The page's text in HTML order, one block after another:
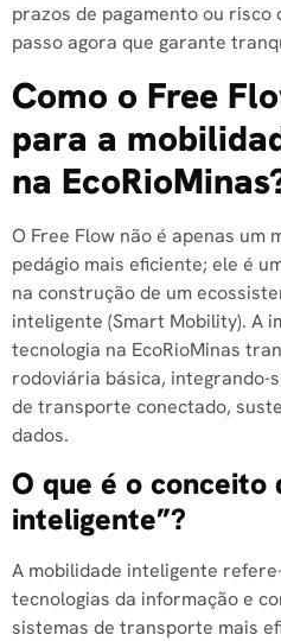
prazos de pagamento ou risco
passo agora que garante
Como o Free
para a
na
O Free Flow não é apenas um
pedágio mais eficiente; ele é
na construção de um
inteligente (Smart Mobility). A
tecnologia na EcoRioMinas
rodoviária básica, integrando-
de transporte conectado,
dados.
O que é o conceito
inteligente”?
A mobilidade inteligente
tecnologias da informação e
sistemas de transporte mais